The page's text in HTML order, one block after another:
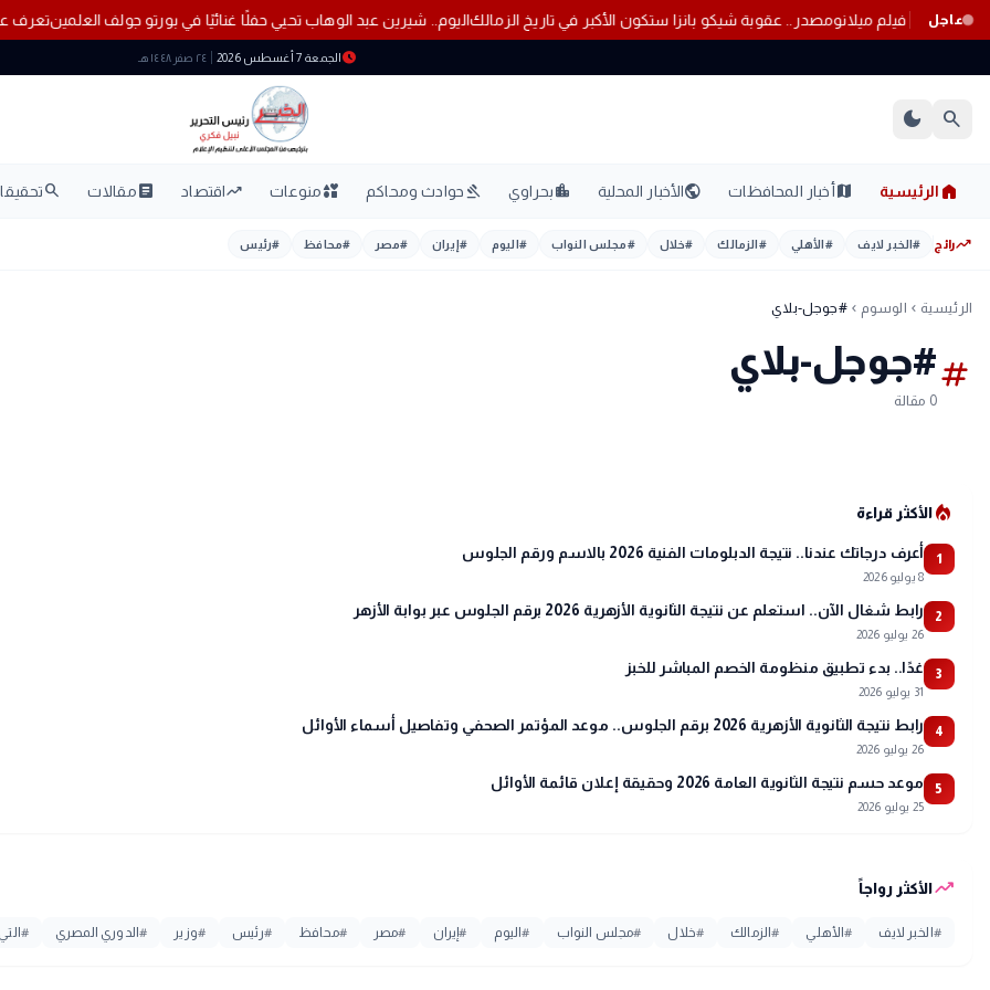
عاجل
الشريف في فيلم ميلانومصدر.. عقوبة شيكو بانزا ستكون الأكبر في تاريخ الزمالكاليوم.. شيرين عبد الوهاب تحيي حفلًا غنائيًا في بورتو جولف العلمين
scheduleالجمعة 7 أغسطس 2026 ٢٤ صفر ١٤٤٨ هـ
search
dark_mode
home الرئيسية mapأخبار المحافظات publicالأخبار المحلية location_cityبحراوي gavelحوادث ومحاكم interestsمنوعات trending_upاقتصاد articleمقالات search
trending_upرائج #الخبر لايف #الأهلي #الزمالك #خلال #مجلس النواب #اليوم #إيران #مصر #محافظ #رئيس
الرئيسية chevron_left الوسوم chevron_left#جوجل-بلاي
tag#جوجل-بلاي
0 مقالة
local_fire_departmentالأكثر قراءة
1 أعرف درجاتك عندنا.. نتيجة الدبلومات الفنية 2026 بالاسم ورقم الجلوس
8 يوليو 2026
2 رابط شغال الآن.. استعلم عن نتيجة الثانوية الأزهرية 2026 برقم الجلوس عبر بوابة الأزهر
26 يوليو 2026
3 غدًا.. بدء تطبيق منظومة الخصم المباشر للخبز
31 يوليو 2026
4 رابط نتيجة الثانوية الأزهرية 2026 برقم الجلوس.. موعد المؤتمر الصحفي وتفاصيل أسماء الأوائل
26 يوليو 2026
5 موعد حسم نتيجة الثانوية العامة 2026 وحقيقة إعلان قائمة الأوائل
25 يوليو 2026
trending_upالأكثر رواجاً
# الخبر لايف #الأهلي #الزمالك #خلال #مجلس النواب #اليوم #إيران #مصر #محافظ #رئيس #وزير #الدوري المصري # التي